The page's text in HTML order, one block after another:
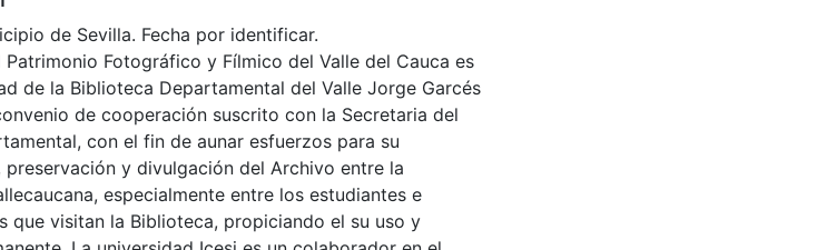
de Sevilla. Fecha por identificar.
Patrimonio Fotográfico y Fílmico del Valle del Cauca es
de la Biblioteca Departamental del Valle Jorge Garcés
de cooperación suscrito con la Secretaria del
con el fin de aunar esfuerzos para su
preservación y divulgación del Archivo entre la
especialmente entre los estudiantes e
que visitan la Biblioteca, propiciando el su uso y